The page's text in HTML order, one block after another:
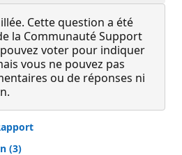
Cette question a été
la Communauté Support
voter pour indiquer
vous ne pouvez pas
ou de réponses ni
(3)